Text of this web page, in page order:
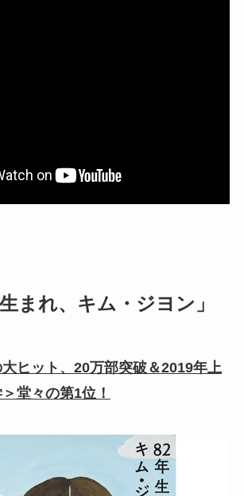
まれ、キム・ジヨン」
ヒット、20万部突破＆2019年上
堂々の第1位！